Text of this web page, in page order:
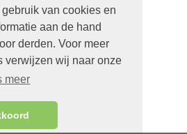
van cookies en
aan de hand
derden. Voor meer
verwijzen wij naar onze
meer